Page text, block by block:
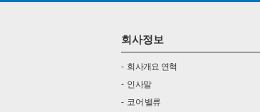
회사정보
회사개요 연혁
인사말
코어 밸류